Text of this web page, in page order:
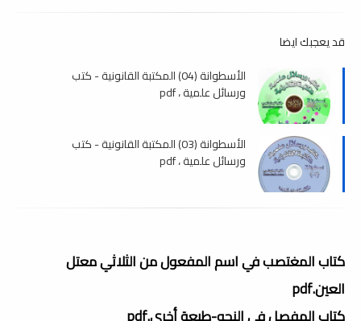
قد يعجبك ايضا
الأسطوانة (04) المكتبة القانونية - كتب
ورسائل علمية ، pdf
الأسطوانة (03) المكتبة القانونية - كتب
ورسائل علمية ، pdf
كتاب المغتصب في اسم المفعول من الثلاثي معتل
العين.pdf